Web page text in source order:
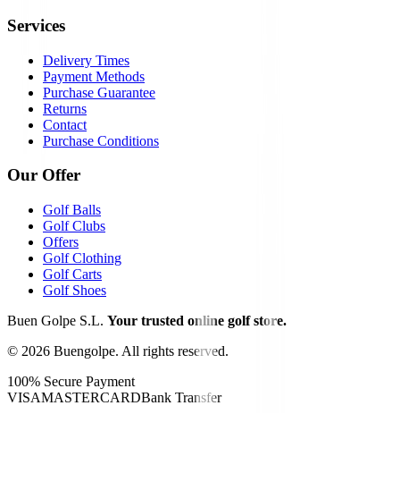
Services
Delivery Times
Payment Methods
Purchase Guarantee
Returns
Contact
Purchase Conditions
Our Offer
Golf Balls
Golf Clubs
Offers
Golf Clothing
Golf Carts
Golf Shoes
Buen Golpe S.L. Your trusted online golf store.
© 2026 Buengolpe. All rights reserved.
100% Secure Payment
VISAMASTERCARDBank Transfer